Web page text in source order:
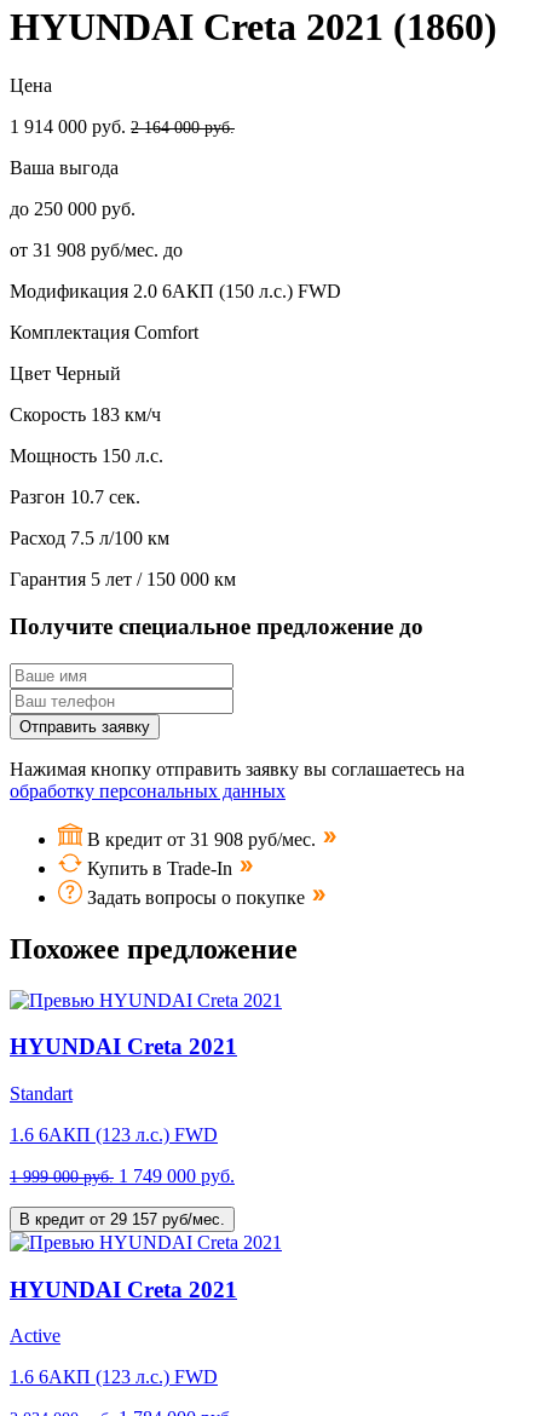
HYUNDAI Creta 2021 (1860)
Цена
1 914 000 руб. 2 164 000 руб.
Ваша выгода
до 250 000 руб.
от 31 908 руб/мес. до
Модификация 2.0 6AКП (150 л.с.) FWD
Комплектация Comfort
Цвет Черный
Скорость 183 км/ч
Мощность 150 л.с.
Разгон 10.7 сек.
Расход 7.5 л/100 км
Гарантия 5 лет / 150 000 км
Получите специальное предложение до
Отправить заявку
Нажимая кнопку отправить заявку вы соглашаетесь на
обработку персональных данных
В кредит от 31 908 руб/мес.
Купить в Trade-In
Задать вопросы о покупке
Похожее предложение
HYUNDAI Creta 2021
Standart
1.6 6AКП (123 л.с.) FWD
1 999 000 руб. 1 749 000 руб.
В кредит от 29 157 руб/мес.
HYUNDAI Creta 2021
Active
1.6 6AКП (123 л.с.) FWD